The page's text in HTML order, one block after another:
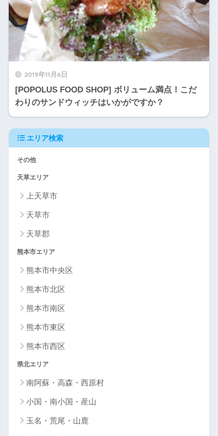
2019年11月6日
[POPOLUS FOOD SHOP] ボリューム満点！こだ
わりのサンドウィッチはいかがですか？
エリア検索
その他
天草エリア
上天草市
天草市
天草郡
熊本市エリア
熊本市中央区
熊本市北区
熊本市南区
熊本市東区
熊本市西区
県北エリア
南阿蘇・高森・西原村
小国・南小国・産山
玉名・荒尾・山鹿